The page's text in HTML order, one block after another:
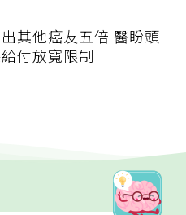
其他癌友五倍 醫盼頭
付放寬限制